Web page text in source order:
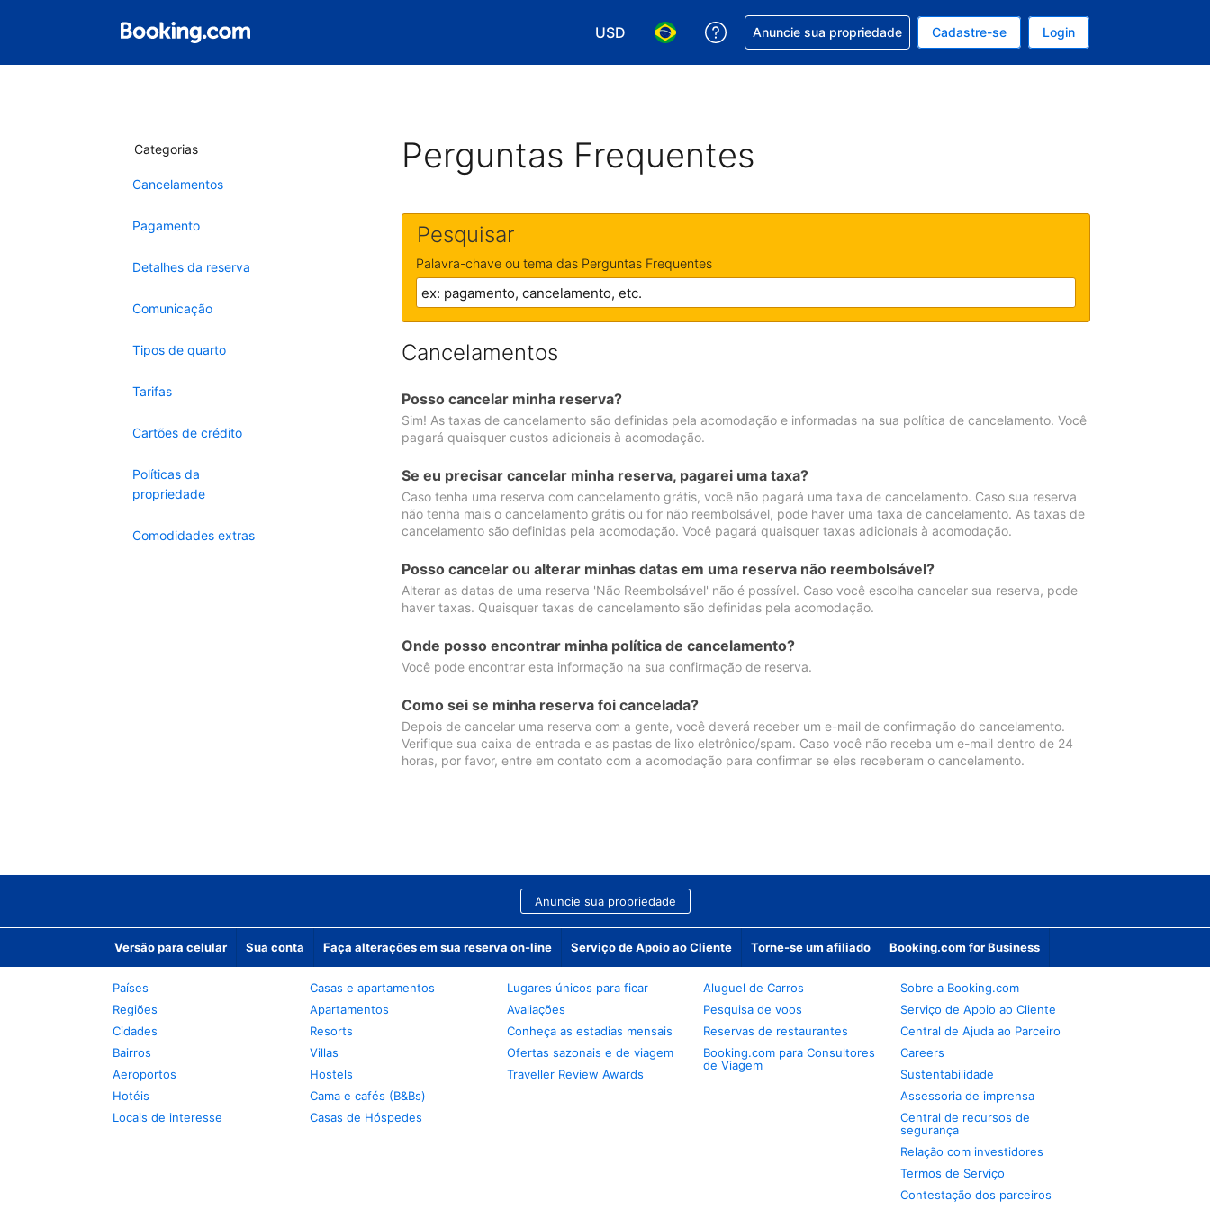
USD
Escolha sua moeda. Atualmente, sua moeda é: Dólar americano
Escolha seu idioma. Atualmente, seu idioma é: Português (Brasil)
Receber ajuda com sua reserva
Anuncie sua propriedade Cadastre-se Login
Categorias
Cancelamentos
Pagamento
Detalhes da reserva
Comunicação
Tipos de quarto
Tarifas
Cartões de crédito
Políticas da
propriedade
Comodidades extras
Perguntas Frequentes
Pesquisar
Palavra-chave ou tema das Perguntas Frequentes
Cancelamentos
Posso cancelar minha reserva?
Sim! As taxas de cancelamento são definidas pela acomodação e informadas na sua política de cancelamento. Você
pagará quaisquer custos adicionais à acomodação.
Se eu precisar cancelar minha reserva, pagarei uma taxa?
Caso tenha uma reserva com cancelamento grátis, você não pagará uma taxa de cancelamento. Caso sua reserva
não tenha mais o cancelamento grátis ou for não reembolsável, pode haver uma taxa de cancelamento. As taxas de
cancelamento são definidas pela acomodação. Você pagará quaisquer taxas adicionais à acomodação.
Posso cancelar ou alterar minhas datas em uma reserva não reembolsável?
Alterar as datas de uma reserva 'Não Reembolsável' não é possível. Caso você escolha cancelar sua reserva, pode
haver taxas. Quaisquer taxas de cancelamento são definidas pela acomodação.
Onde posso encontrar minha política de cancelamento?
Você pode encontrar esta informação na sua confirmação de reserva.
Como sei se minha reserva foi cancelada?
Depois de cancelar uma reserva com a gente, você deverá receber um e-mail de confirmação do cancelamento.
Verifique sua caixa de entrada e as pastas de lixo eletrônico/spam. Caso você não receba um e-mail dentro de 24
horas, por favor, entre em contato com a acomodação para confirmar se eles receberam o cancelamento.
Anuncie sua propriedade
Versão para celular Sua conta Faça alterações em sua reserva on-line Serviço de Apoio ao Cliente Torne-se um afiliado Booking.com for Business
Países
Regiões
Cidades
Bairros
Aeroportos
Hotéis
Locais de interesse
Casas e apartamentos
Apartamentos
Resorts
Villas
Hostels
Cama e cafés (B&Bs)
Casas de Hóspedes
Lugares únicos para ficar
Avaliações
Conheça as estadias mensais
Ofertas sazonais e de viagem
Traveller Review Awards
Aluguel de Carros
Pesquisa de voos
Reservas de restaurantes
Booking.com para Consultores
de Viagem
Sobre a Booking.com
Serviço de Apoio ao Cliente
Central de Ajuda ao Parceiro
Careers
Sustentabilidade
Assessoria de imprensa
Central de recursos de
segurança
Relação com investidores
Termos de Serviço
Contestação dos parceiros